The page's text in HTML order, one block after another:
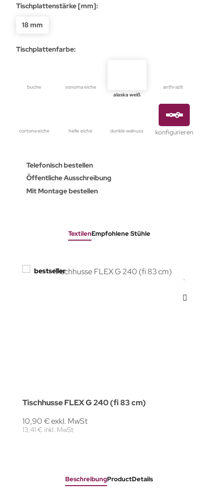
Tischplattenstärke [mm]:
18 mm
Tischplattenfarbe:
buche
sonoma eiche
alaska weiß
anthrazit
cortona eiche helle eiche dunkle walnuss konfigurieren
Telefonisch bestellen
Öffentliche Ausschreibung
Mit Montage bestellen
TextilenEmpfohlene Stühle
bestseller
Tischhusse FLEX G 240 (fi 83 cm)
10,90 € exkl. MwSt
13,41 € inkl. MwSt
BeschreibungProductDetails